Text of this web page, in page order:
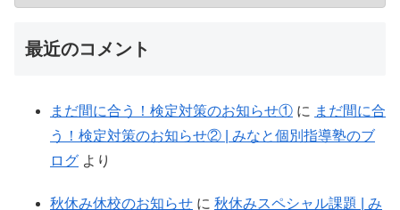
最近のコメント
まだ間に合う！検定対策のお知らせ① に まだ間に合
う！検定対策のお知らせ② | みなと個別指導塾のブ
ログ より
秋休み休校のお知らせ に 秋休みスペシャル課題 | み